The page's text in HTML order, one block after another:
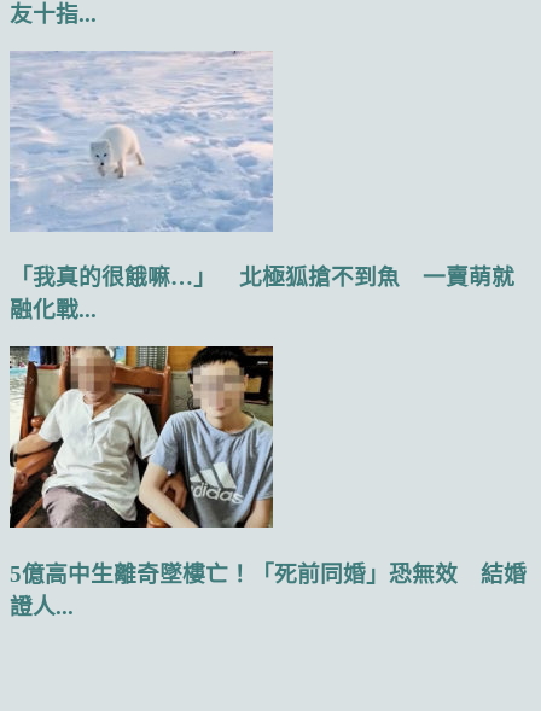
友十指...
「我真的很餓嘛…」 北極狐搶不到魚 一賣萌就
融化戰...
5億高中生離奇墜樓亡！「死前同婚」恐無效 結婚
證人...